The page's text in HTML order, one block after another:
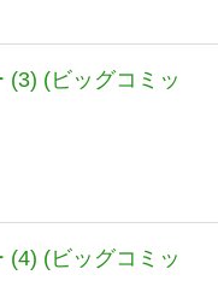
(3) (ビッグコミッ
(4) (ビッグコミッ